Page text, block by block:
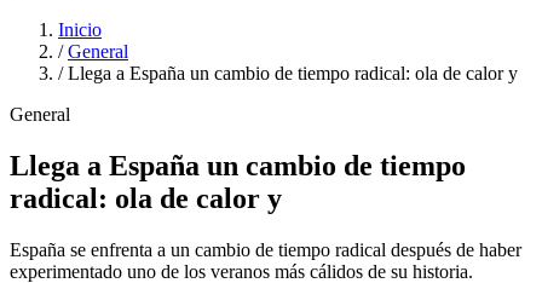
Inicio
/ General
/ Llega a España un cambio de tiempo radical: ola de calor y
General
Llega a España un cambio de tiempo
radical: ola de calor y
España se enfrenta a un cambio de tiempo radical después de haber
experimentado uno de los veranos más cálidos de su historia.